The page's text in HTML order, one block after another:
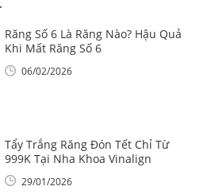
Răng Số 6 Là Răng Nào? Hậu Quả
Khi Mất Răng Số 6
06/02/2026
Tẩy Trắng Răng Đón Tết Chỉ Từ
999K Tại Nha Khoa Vinalign
29/01/2026